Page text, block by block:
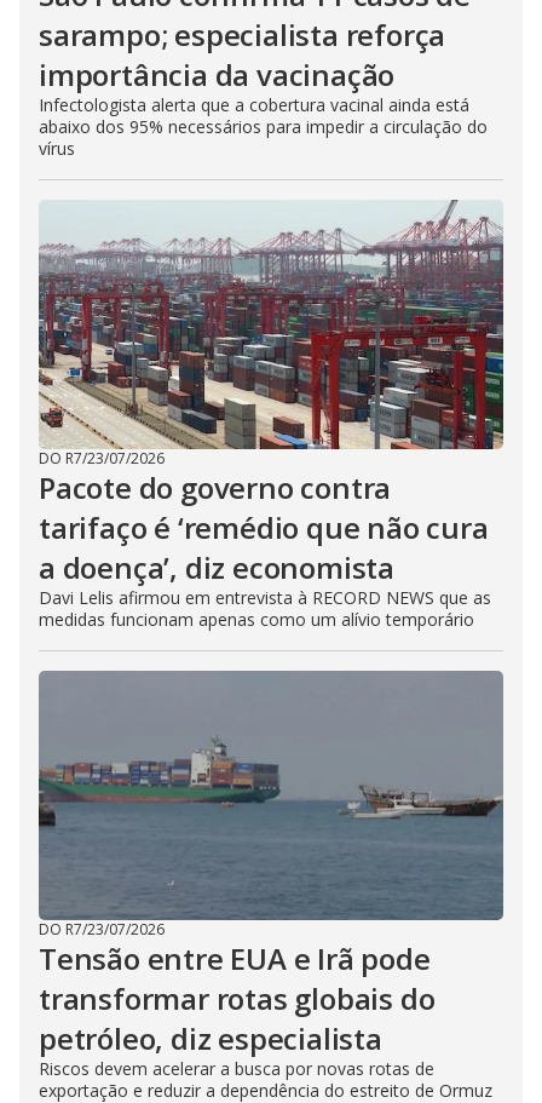
sarampo; especialista reforça
importância da vacinação
Infectologista alerta que a cobertura vacinal ainda está
abaixo dos 95% necessários para impedir a circulação do
vírus
DO R7/23/07/2026
Pacote do governo contra
tarifaço é ‘remédio que não cura
a doença’, diz economista
Davi Lelis afirmou em entrevista à RECORD NEWS que as
medidas funcionam apenas como um alívio temporário
DO R7/23/07/2026
Tensão entre EUA e Irã pode
transformar rotas globais do
petróleo, diz especialista
Riscos devem acelerar a busca por novas rotas de
exportação e reduzir a dependência do estreito de Ormuz